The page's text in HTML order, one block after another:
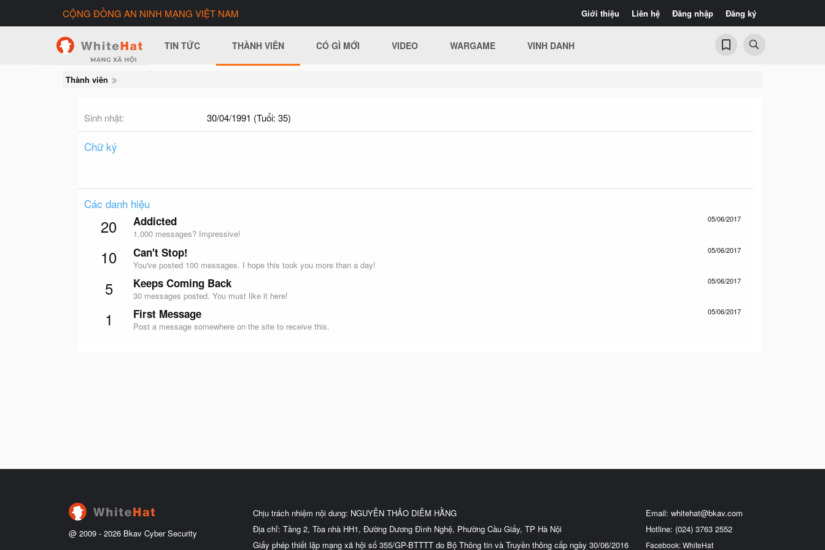
Giới thiệu Liên hệ Đăng nhập Đăng ký
CỘNG ĐỒNG AN NINH MẠNG VIỆT NAM
TIN TỨC THÀNH VIÊN CÓ GÌ MỚI VIDEO WARGAME VINH DANH
Thành viên
Sinh nhật 30/04/1991 (Tuổi: 35)
Chữ ký
Các danh hiệu
20 05/06/2017
Addicted
1,000 messages? Impressive!
10 05/06/2017
Can't Stop!
You've posted 100 messages. I hope this took you more than a day!
5 05/06/2017
Keeps Coming Back
30 messages posted. You must like it here!
1 05/06/2017
First Message
Post a message somewhere on the site to receive this.
@ 2009 - 2026 Bkav Cyber Security
Chịu trách nhiệm nội dung: NGUYỄN THẢO DIỄM HẰNG
Địa chỉ: Tầng 2, Tòa nhà HH1, Đường Dương Đình Nghệ, Phường Cầu Giấy, TP Hà Nội
Giấy phép thiết lập mạng xã hội số 355/GP-BTTTT do Bộ Thông tin và Truyền thông cấp ngày 30/06/2016
Email: whitehat@bkav.com
Hotline: (024) 3763 2552
Facebook: WhiteHat